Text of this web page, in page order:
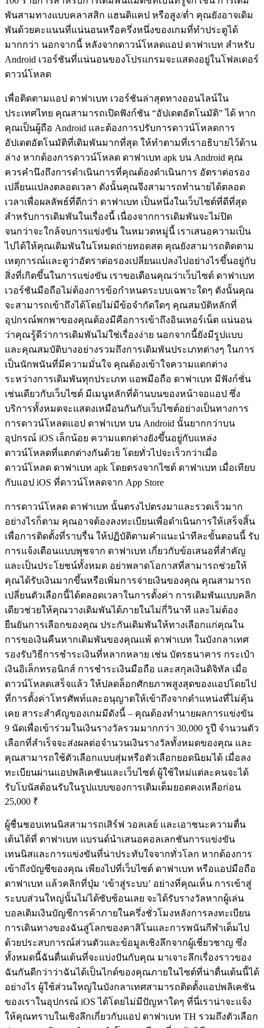
พันสามทางแบบคลาสสิก แฮนดิแคป หรือสูง/ต่ำ คุณยังอาจเดิม
พันด้วยคะแนนที่แน่นอนหรือครึ่งหนึ่งของเกมที่ทำประตูได้
มากกว่า นอกจากนี้ หลังจากดาวน์โหลดแอป ดาฟาเบท สำหรับ
Android เวอร์ชันที่แน่นอนของโปรแกรมจะแสดงอยู่ในโฟลเดอร์
ดาวน์โหลด
เพื่อติดตามแอป ดาฟาเบท เวอร์ชันล่าสุดทางออนไลน์ใน
ประเทศไทย คุณสามารถเปิดฟังก์ชัน “อัปเดตอัตโนมัติ” ได้ หาก
คุณเป็นผู้ถือ Android และต้องการปรับการดาวน์โหลดการ
อัปเดตอัตโนมัติที่เดิมพันมากที่สุด ให้ทำตามที่เราอธิบายไว้ด้าน
ล่าง หากต้องการดาวน์โหลด ดาฟาเบท apk บน Android คุณ
ควรคำนึงถึงการดำเนินการที่คุณต้องดำเนินการ อัตราต่อรอง
เปลี่ยนแปลงตลอดเวลา ดังนั้นคุณจึงสามารถทำนายได้ตลอด
เวลาเพื่อผลลัพธ์ที่ดีกว่า ดาฟาเบท เป็นหนึ่งในเว็บไซต์ที่ดีที่สุด
สำหรับการเดิมพันในเรื่องนี้ เนื่องจากการเดิมพันจะไม่ปิด
จนกว่าจะใกล้จบการแข่งขัน ในหมวดหมู่นี้ เราเสนอความเป็น
ไปได้ให้คุณเดิมพันในโหมดถ่ายทอดสด คุณยังสามารถติดตาม
เหตุการณ์และดูว่าอัตราต่อรองเปลี่ยนแปลงไปอย่างไรขึ้นอยู่กับ
สิ่งที่เกิดขึ้นในการแข่งขัน เราขอเตือนคุณว่าเว็บไซต์ ดาฟาเบท
เวอร์ชันมือถือไม่ต้องการข้อกำหนดระบบเฉพาะใดๆ ดังนั้นคุณ
จะสามารถเข้าถึงได้โดยไม่มีข้อจำกัดใดๆ คุณสมบัติหลักที่
อุปกรณ์พกพาของคุณต้องมีคือการเข้าถึงอินเทอร์เน็ต แน่นอน
ว่าคุณรู้ดีว่าการเดิมพันไม่ใช่เรื่องง่าย นอกจากนี้ยังมีรูปแบบ
และคุณสมบัติบางอย่างรวมถึงการเดิมพันประเภทต่างๆ ในการ
เป็นนักพนันที่มีความมั่นใจ คุณต้องเข้าใจความแตกต่าง
ระหว่างการเดิมพันทุกประเภท แอพมือถือ ดาฟาเบท มีฟังก์ชั่น
เช่นเดียวกับเว็บไซต์ มีเมนูหลักที่ด้านบนของหน้าจอแอป ซึ่ง
บริการทั้งหมดจะแสดงเหมือนกันกับเว็บไซต์อย่างเป็นทางการ
การดาวน์โหลดแอป ดาฟาเบท บน Android นั้นยากกว่าบน
อุปกรณ์ iOS เล็กน้อย ความแตกต่างยังขึ้นอยู่กับแหล่ง
ดาวน์โหลดที่แตกต่างกันด้วย โดยทั่วไปจะเร็วกว่าเมื่อ
ดาวน์โหลด ดาฟาเบท apk โดยตรงจากไซต์ ดาฟาเบท เมื่อเทียบ
กับแอป iOS ที่ดาวน์โหลดจาก App Store
การดาวน์โหลด ดาฟาเบท นั้นตรงไปตรงมาและรวดเร็วมาก
อย่างไรก็ตาม คุณอาจต้องลงทะเบียนเพื่อดำเนินการให้เสร็จสิ้น
เพื่อการติดตั้งที่ราบรื่น ให้ปฏิบัติตามคำแนะนำทีละขั้นตอนนี้ รับ
การแจ้งเตือนแบบพุชจาก ดาฟาเบท เกี่ยวกับข้อเสนอที่สำคัญ
และเป็นประโยชน์ทั้งหมด อย่าพลาดโอกาสที่สามารถช่วยให้
คุณได้รับเงินมากขึ้นหรือเพิ่มการจ่ายเงินของคุณ คุณสามารถ
เปลี่ยนตัวเลือกนี้ได้ตลอดเวลาในการตั้งค่า การเดิมพันแบบคลิก
เดียวช่วยให้คุณวางเดิมพันได้ภายในไม่กี่วินาที และไม่ต้อง
ยืนยันการเลือกของคุณ ประกันเดิมพันให้ทางเลือกแก่คุณใน
การขอเงินคืนหากเดิมพันของคุณแพ้ ดาฟาเบท ในบังกลาเทศ
รองรับวิธีการชำระเงินที่หลากหลาย เช่น บัตรธนาคาร กระเป๋า
เงินอิเล็กทรอนิกส์ การชำระเงินมือถือ และสกุลเงินดิจิทัล เมื่อ
ดาวน์โหลดเสร็จแล้ว ให้ปลดล็อกศักยภาพสูงสุดของแอปโดยไป
ที่การตั้งค่าโทรศัพท์และอนุญาตให้เข้าถึงจากตำแหน่งที่ไม่คุ้น
เคย สาระสำคัญของเกมมีดังนี้ – คุณต้องทำนายผลการแข่งขัน
9 นัดเพื่อเข้าร่วมในเงินรางวัลรวมมากกว่า 30,000 รูปี จำนวนตัว
เลือกที่สำเร็จจะส่งผลต่อจำนวนเงินรางวัลทั้งหมดของคุณ และ
คุณสามารถใช้ตัวเลือกแบบสุ่มหรือตัวเลือกยอดนิยมได้ เมื่อลง
ทะเบียนผ่านแอปพลิเคชันและเว็บไซต์ ผู้ใช้ใหม่แต่ละคนจะได้
รับโบนัสต้อนรับในรูปแบบของการเติมเต็มยอดคงเหลือก่อน
25,000 ₹
ผู้ชื่นชอบเทนนิสสามารถเสิร์ฟ วอลเลย์ และเอาชนะความตื่น
เต้นได้ที่ ดาฟาเบท แบรนด์นำเสนอคอลเลกชันการแข่งขัน
เทนนิสและการแข่งขันที่น่าประทับใจจากทั่วโลก หากต้องการ
เข้าถึงบัญชีของคุณ เพียงไปที่เว็บไซต์ ดาฟาเบท หรือแอปมือถือ
ดาฟาเบท แล้วคลิกที่ปุ่ม ‘เข้าสู่ระบบ’ อย่างที่คุณเห็น การเข้าสู่
ระบบส่วนใหญ่นั้นไม่ได้ซับซ้อนเลย จะได้รับรางวัลหากผู้เล่น
บอลเติมเงินบัญชีการค้าภายในครึ่งชั่วโมงหลังการลงทะเบียน
การเดินทางของฉันสู่โลกของคาสิโนและการพนันกีฬาเต็มไป
ด้วยประสบการณ์ส่วนตัวและข้อมูลเชิงลึกจากผู้เชี่ยวชาญ ซึ่ง
ทั้งหมดนี้ฉันตื่นเต้นที่จะแบ่งปันกับคุณ มาเจาะลึกเรื่องราวของ
ฉันกันดีกว่าว่าฉันได้เป็นไกด์ของคุณภายในไซต์ที่น่าตื่นเต้นนี้ได้
อย่างไร ผู้ใช้ส่วนใหญ่ในบังกลาเทศสามารถติดตั้งแอปพลิเคชัน
ของเราในอุปกรณ์ iOS ได้โดยไม่มีปัญหาใดๆ ที่นี่เราน่าจะแจ้ง
ให้คุณทราบในเชิงลึกเกี่ยวกับแอป ดาฟาเบท TH รวมถึงตัวเลือก